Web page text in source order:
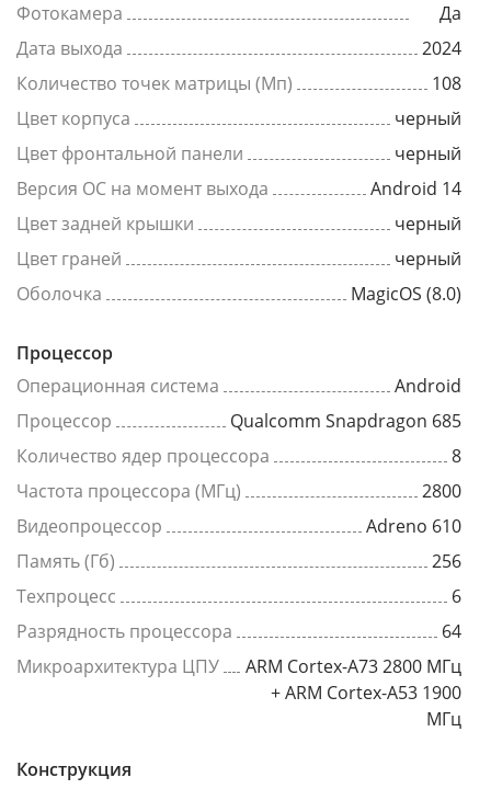
Фотокамера
Да
Дата выхода
2024
Количество точек матрицы (Мп)
108
Цвет корпуса
черный
Цвет фронтальной панели
черный
Версия ОС на момент выхода
Android 14
Цвет задней крышки
черный
Цвет граней
черный
Оболочка
MagicOS (8.0)
Процессор
Операционная система
Android
Процессор
Qualcomm Snapdragon 685
Количество ядер процессора
8
Частота процессора (МГц)
2800
Видеопроцессор
Adreno 610
Память (Гб)
256
Техпроцесс
6
Разрядность процессора
64
Микроархитектура ЦПУ
ARM Cortex-A73 2800 МГц
+ ARM Cortex-A53 1900
МГц
Конструкция